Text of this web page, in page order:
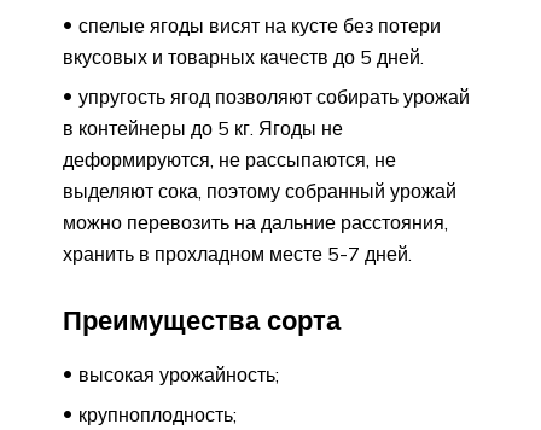
спелые ягоды висят на кусте без потери
вкусовых и товарных качеств до 5 дней.
упругость ягод позволяют собирать урожай
в контейнеры до 5 кг. Ягоды не
деформируются, не рассыпаются, не
выделяют сока, поэтому собранный урожай
можно перевозить на дальние расстояния,
хранить в прохладном месте 5-7 дней.
Преимущества сорта
высокая урожайность;
крупноплодность;